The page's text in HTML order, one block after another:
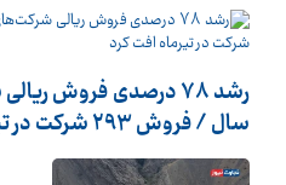
رشد 78 درصدی فروش
سال / فروش 293 شرکت در تیرماه افت کرد